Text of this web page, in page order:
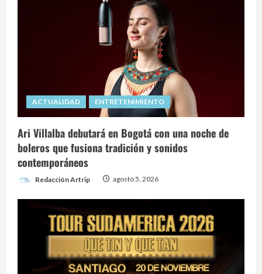
ACTUALIDAD ENTRETENIMIENTO
Ari Villalba debutará en Bogotá con una noche de
boleros que fusiona tradición y sonidos
contemporáneos
Redacción Artrip agosto 5, 2026